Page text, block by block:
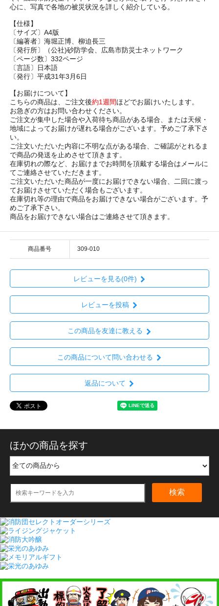
心に、写真で各地の被災状況を詳しく紹介している。
【仕様】
〔サイズ〕A4版
〔編著者〕海堀正博、柳迫長三
〔発行所〕（公社)砂防学会、広島市防災士ネットワーク
〔ページ数〕332ページ
〔言語〕日本語
〔発行〕平成31年3月6日
【お届けについて】
こちらの商品は、ご注文後約1週間ほどでお届けいたします。
お急ぎの方はお問い合わせください。
ご注文が集中した場合や入荷待ち商品がある場合、または天候・
地域によってお届けが遅れる場合がございます。予めご了承下さ
い。
ご注文いただいた内容に不明な点がある場合、ご確認がとれるま
で商品の発送を止めさせて頂きます。
在庫切れの際など、お届けまでお時間を頂戴する場合はメールに
てご連絡させていただきます。
ご注文いただいた商品が一度にお届けできない場合、二回に渡っ
てお届けさせていただく場合もございます。
在庫切れ等の理由で商品をお届けできない場合がございます。予
めご了承下さい。
商品をお届けできない場合はご連絡させて頂きます。
商品番号 309-010
レビューを見る(0件)
レビューを投稿
この商品を友達に教える
この商品について問い合わせる
返品について
ほかの商品を探す
検索